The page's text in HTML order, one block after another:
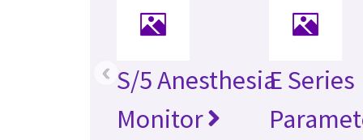
S/5 Anesthesia
Monitor
E Series
‹